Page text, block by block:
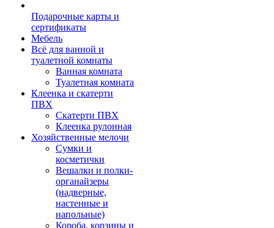
Подарочные карты и
сертификаты
Мебель
Всё для ванной и
туалетной комнаты
Ванная комната
Туалетная комната
Клеенка и скатерти
ПВХ
Скатерти ПВХ
Клеенка рулонная
Хозяйственные мелочи
Сумки и
косметички
Вешалки и полки-
органайзеры
(надверные,
настенные и
напольные)
Короба, корзины и